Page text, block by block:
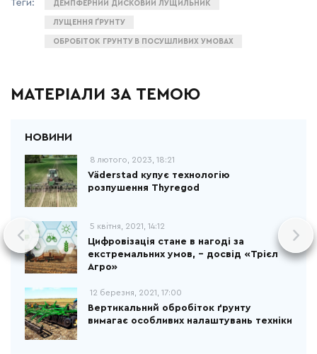
ДЕМПФЕРНИЙ ДИСКОВИЙ ЛУЩИЛЬНИК
ЛУЩЕННЯ ҐРУНТУ
ОБРОБІТОК ГРУНТУ В ПОСУШЛИВИХ УМОВАХ
МАТЕРІАЛИ ЗА ТЕМОЮ
8 лютого, 2023, 18:21
Väderstad купує технологію
розпушення Thyregod
5 квітня, 2021, 14:12
Цифровізація стане в нагоді за
екстремальних умов, - досвід «Трієл
Агро»
12 березня, 2021, 17:00
Вертикальний обробіток ґрунту
вимагає особливих налаштувань техніки